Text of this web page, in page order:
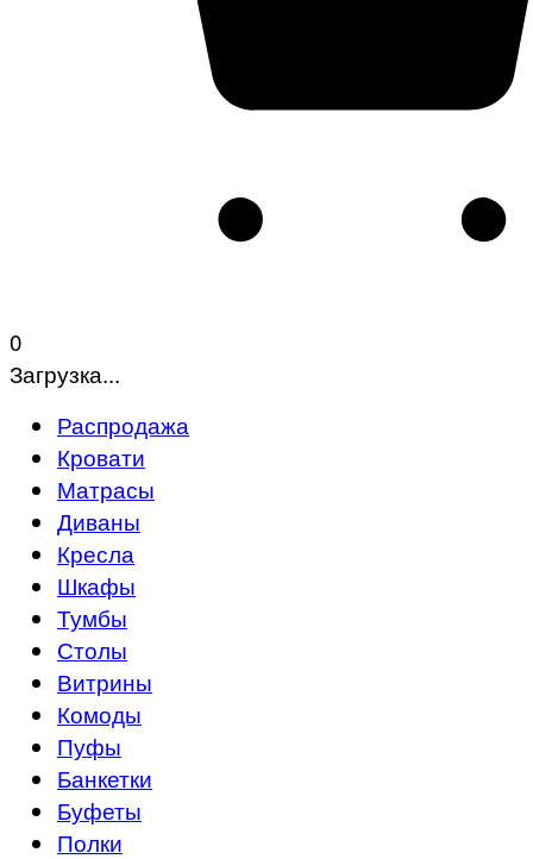
0
Загрузка...
Распродажа
Кровати
Матрасы
Диваны
Кресла
Шкафы
Тумбы
Столы
Витрины
Комоды
Пуфы
Банкетки
Буфеты
Полки